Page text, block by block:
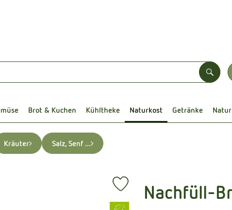
Suchen
Brot & Kuchen Kühltheke Naturkost Getränke
Kräuter Salz, Senf ...
Nachfüll-
Produkt zu Favouriten hinzufügen
, Verband: